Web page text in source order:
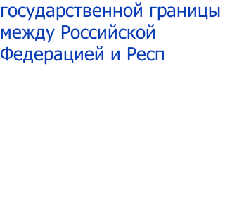
государственной границы
между Российской
Федерацией и Респ